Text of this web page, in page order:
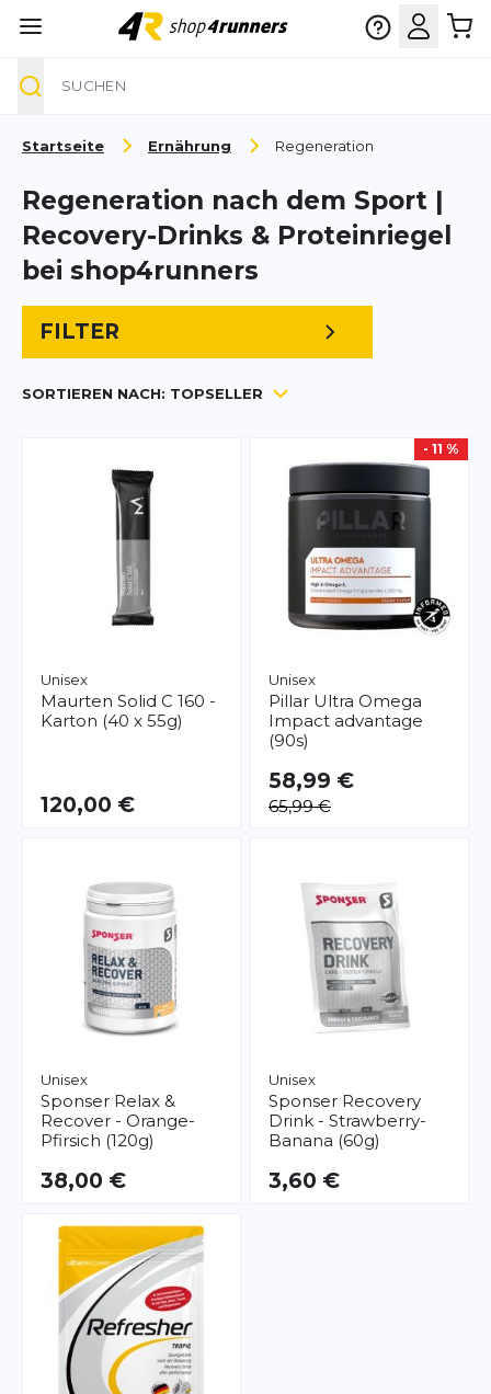
Startseite Ernährung Regeneration
Regeneration nach dem Sport |
Recovery-Drinks & Proteinriegel
bei shop4runners
FILTER
SORTIEREN NACH: TOPSELLER
Unisex
Maurten Solid C 160 -
Karton (40 x 55g)
120,00 €
- 11 %
Unisex
Pillar Ultra Omega
Impact advantage
(90s)
58,99 €
65,99 €
Unisex
Sponser Relax &
Recover - Orange-
Pfirsich (120g)
38,00 €
Unisex
Sponser Recovery
Drink - Strawberry-
Banana (60g)
3,60 €